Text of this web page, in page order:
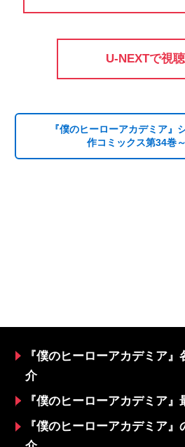
U-NEXTで視
『僕のヒーローアカデミア』
作コミックス第34巻
『僕のヒーローアカデミア
介
『僕のヒーローアカデミア』
『僕のヒーローアカデミア